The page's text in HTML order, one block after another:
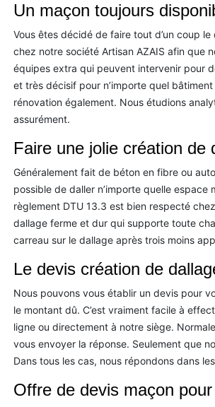
Un maçon toujours
Vous êtes décidé de faire tout d’un coup
chez notre société Artisan AZAIS afin que
équipes extra qui peuvent intervenir pour
et très décisif pour n’importe quel
rénovation également. Nous étudions
assurément.
Faire une jolie création de
Généralement fait de béton en fibre ou
possible de daller n’importe quelle espace
règlement DTU 13.3 est bien respecté
dallage ferme et dur qui supporte toute
carreau sur le dallage après trois moins
Le devis création de
Nous pouvons vous établir un devis pour
le montant dû. C’est vraiment facile à
ligne ou directement à notre siège.
vous envoyer la réponse. Seulement que
Dans tous les cas, nous répondons dans
Offre de devis maçon